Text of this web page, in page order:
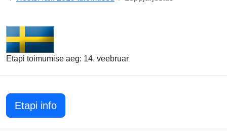
Etapi toimumise aeg: 14. veebruar
Etapi info